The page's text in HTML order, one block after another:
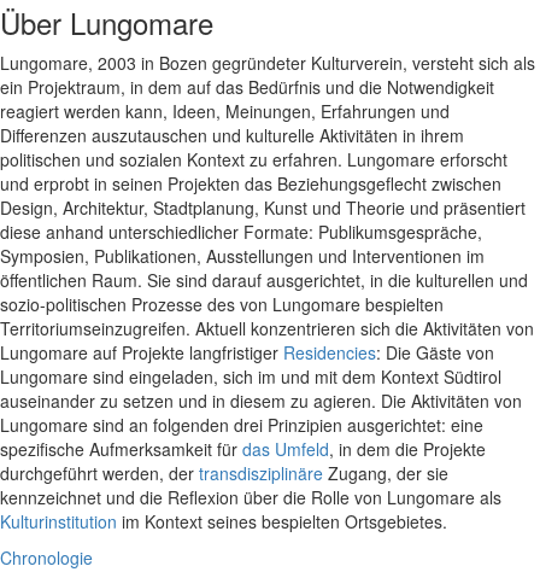
Über Lungomare
Lungomare, 2003 in Bozen gegründeter Kulturverein, versteht sich als
ein Projektraum, in dem auf das Bedürfnis und die Notwendigkeit
reagiert werden kann, Ideen, Meinungen, Erfahrungen und
Differenzen auszutauschen und kulturelle Aktivitäten in ihrem
politischen und sozialen Kontext zu erfahren. Lungomare erforscht
und erprobt in seinen Projekten das Beziehungsgeflecht zwischen
Design, Architektur, Stadtplanung, Kunst und Theorie und präsentiert
diese anhand unterschiedlicher Formate: Publikumsgespräche,
Symposien, Publikationen, Ausstellungen und Interventionen im
öffentlichen Raum. Sie sind darauf ausgerichtet, in die kulturellen und
sozio-politischen Prozesse des von Lungomare bespielten
Territoriumseinzugreifen. Aktuell konzentrieren sich die Aktivitäten von
Lungomare auf Projekte langfristiger Residencies: Die Gäste von
Lungomare sind eingeladen, sich im und mit dem Kontext Südtirol
auseinander zu setzen und in diesem zu agieren. Die Aktivitäten von
Lungomare sind an folgenden drei Prinzipien ausgerichtet: eine
spezifische Aufmerksamkeit für das Umfeld, in dem die Projekte
durchgeführt werden, der transdisziplinäre Zugang, der sie
kennzeichnet und die Reflexion über die Rolle von Lungomare als
Kulturinstitution im Kontext seines bespielten Ortsgebietes.
Chronologie